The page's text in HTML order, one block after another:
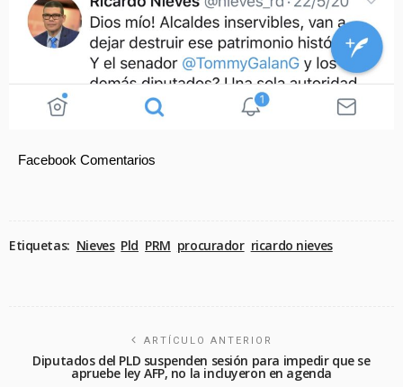
Facebook Comentarios
Etiquetas: Nieves Pld PRM procurador ricardo nieves
ARTÍCULO ANTERIOR
Diputados del PLD suspenden sesión para impedir que se
apruebe ley AFP, no la incluyeron en agenda